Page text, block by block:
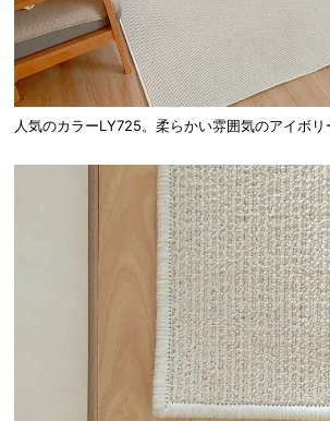
人気のカラーLY725。柔らかい雰囲気のアイボリ